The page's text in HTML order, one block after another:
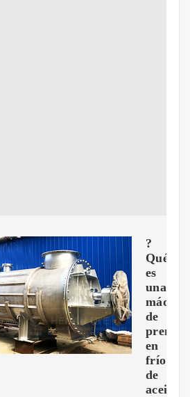
?
Qué
es
una
de
en
frío
de
aceite